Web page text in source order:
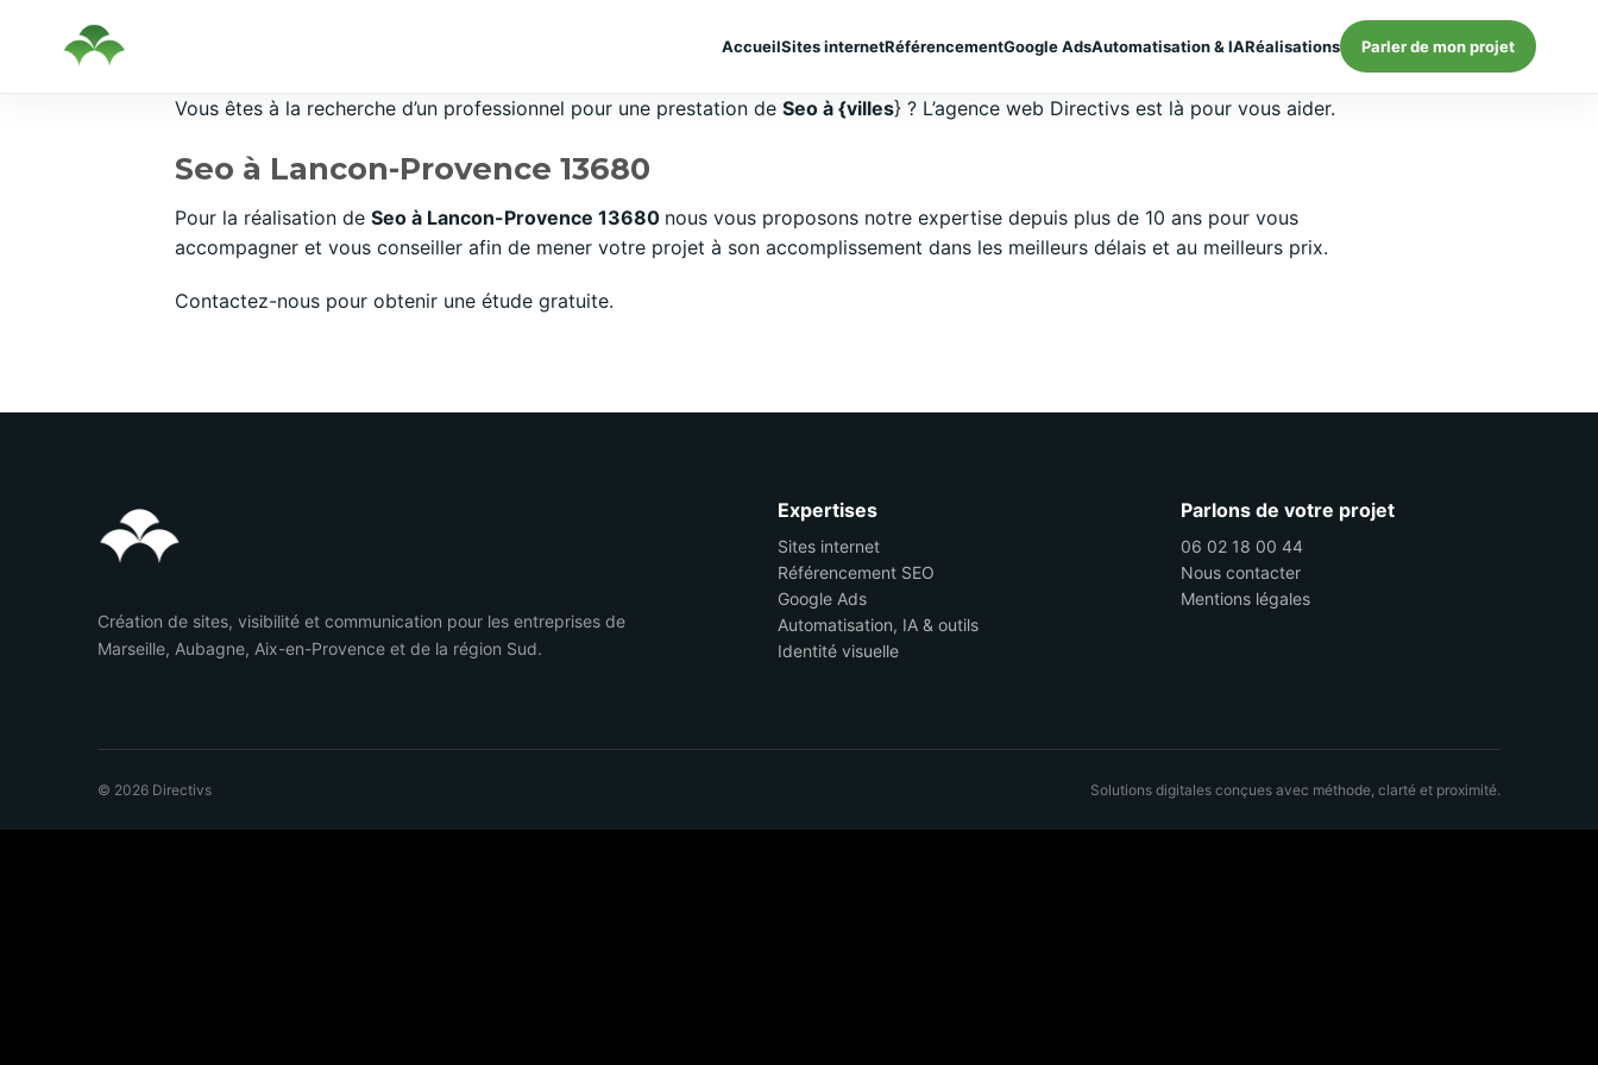
AccueilSites internetRéférencementGoogle AdsAutomatisation & IARéalisations Parler de mon projet
Vous êtes à la recherche d’un professionnel pour une prestation de Seo à {villes} ? L’agence web Directivs est là pour vous aider.
Seo à Lancon-Provence 13680
Pour la réalisation de Seo à Lancon-Provence 13680 nous vous proposons notre expertise depuis plus de 10 ans pour vous
accompagner et vous conseiller afin de mener votre projet à son accomplissement dans les meilleurs délais et au meilleurs prix.
Contactez-nous pour obtenir une étude gratuite.
Création de sites, visibilité et communication pour les entreprises de
Marseille, Aubagne, Aix-en-Provence et de la région Sud.
Expertises
Sites internet
Référencement SEO
Google Ads
Automatisation, IA & outils
Identité visuelle
Parlons de votre projet
06 02 18 00 44
Nous contacter
Mentions légales
© 2026 Directivs Solutions digitales conçues avec méthode, clarté et proximité.